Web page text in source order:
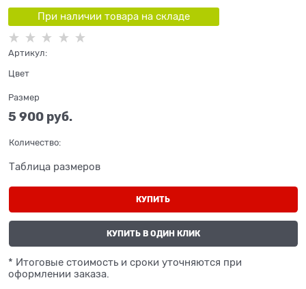
При наличии товара на складе
Артикул:
Цвет
Размер
5 900 руб.
Количество:
Таблица размеров
КУПИТЬ
КУПИТЬ В ОДИН КЛИК
* Итоговые стоимость и сроки уточняются при
оформлении заказа.